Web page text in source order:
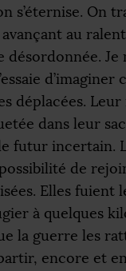
s’éternise. On
au
désordonnée. Je
d’imaginer
déplacées. Leur
dans leur
futur incertain.
possibilité de
Elles fuient
à quelques
la guerre les
encore et